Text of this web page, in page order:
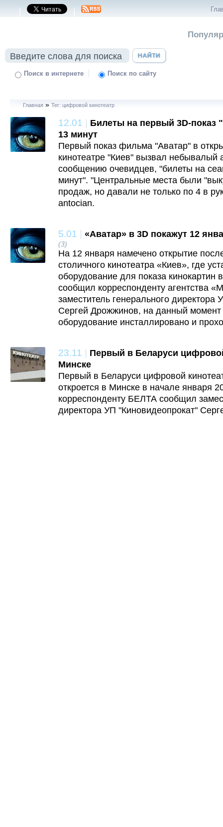
| |
Поиск в интернете | Поиск по сайту
Главная » Тег: цифровой кинотеатр
12.01 | Билеты на первый 3D-показ
13 минут
Первый показ фильма "Аватар" в
кинотеатре "Киев" вызвал
сообщению очевидцев, "билеты на
минут". "Центральные места были
продаж, но давали не только по 4 в
antocian.
5.01 | «Аватар» в 3D покажут 12
(3)
На 12 января намечено открытие
столичного кинотеатра «Киев», где
оборудование для показа кинокартин
сообщил корреспонденту агентства
заместитель генерального директора
Сергей Дрожжинов, на данный
оборудование инсталлировано и
23.11 | Первый в Беларуси
Минске
Первый в Беларуси цифровой
откроется в Минске в начале января
корреспонденту БЕЛТА сообщил
директора УП "Киновидеопрокат"